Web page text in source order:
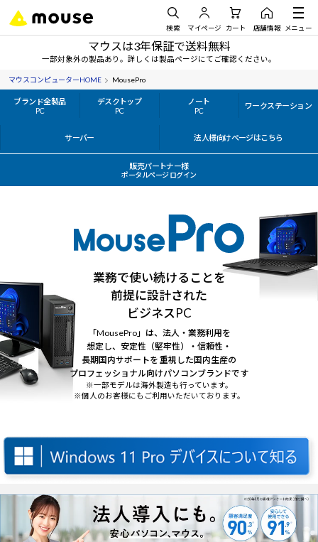
検索 マイページ カート 店舗情報 メニュー
マウスは3年保証で送料無料
一部対象外の製品あり。詳しくは製品ページにてご確認ください。
マウスコンピューターHOME MousePro
ブランド全製品
PC
デスクトップ
PC
ノート
PC
ワークステーション
サーバー 法人様向けページはこちら
販売パートナー様
ポータルページ ログイン
業務で使い続けることを
前提に設計された
ビジネスPC
「MousePro」は、法人・業務利用を
想定し、安定性（堅牢性）・信頼性・
長期国内サポートを 重視した国内生産の
プロフェッショナル向けパソコンブランドです
※一部モデルは海外製造も行っています。
※個人のお客様にもご利用いただいております。